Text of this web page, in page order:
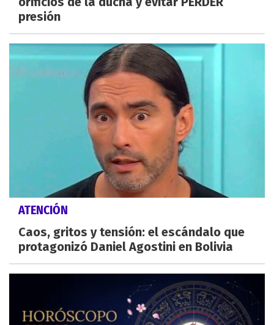
presión
ATENCIÓN
Caos, gritos y tensión: el escándalo que
protagonizó Daniel Agostini en Bolivia